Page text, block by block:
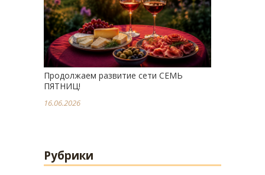
Продолжаем развитие сети СЕМЬ
ПЯТНИЦ!
16.06.2026
Рубрики